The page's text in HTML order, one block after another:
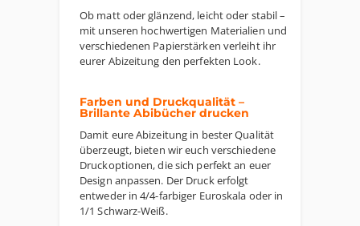
Ob matt oder glänzend, leicht oder stabil –
mit unseren hochwertigen Materialien und
verschiedenen Papierstärken verleiht ihr
eurer Abizeitung den perfekten Look.
Farben und Druckqualität –
Brillante Abibücher drucken
Damit eure Abizeitung in bester Qualität
überzeugt, bieten wir euch verschiedene
Druckoptionen, die sich perfekt an euer
Design anpassen. Der Druck erfolgt
entweder in 4/4-farbiger Euroskala oder in
1/1 Schwarz-Weiß.